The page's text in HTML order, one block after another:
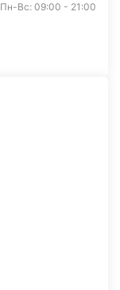
Пн-Вс: 09:00 - 21:00